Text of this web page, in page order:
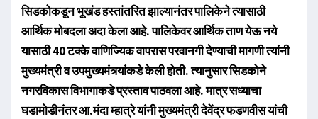
सिडकोकडून भूखंड हस्तांतरित झाल्यानंतर पालिकेने त्यासाठी
आर्थिक मोबदला अदा केला आहे. पालिकेवर आर्थिक ताण येऊ नये
यासाठी 40 टक्के वाणिज्यिक वापरास परवानगी देण्याची मागणी त्यांनी
मुख्यमंत्री व उपमुख्यमंत्र्यांकडे केली होती. त्यानुसार सिडकोने
नगरविकास विभागाकडे प्रस्ताव पाठवला आहे. मात्र सध्याचा
घडामोडीनंतर आ.मंदा म्हात्रे यांनी मुख्यमंत्री देवेंद्र फडणवीस यांची